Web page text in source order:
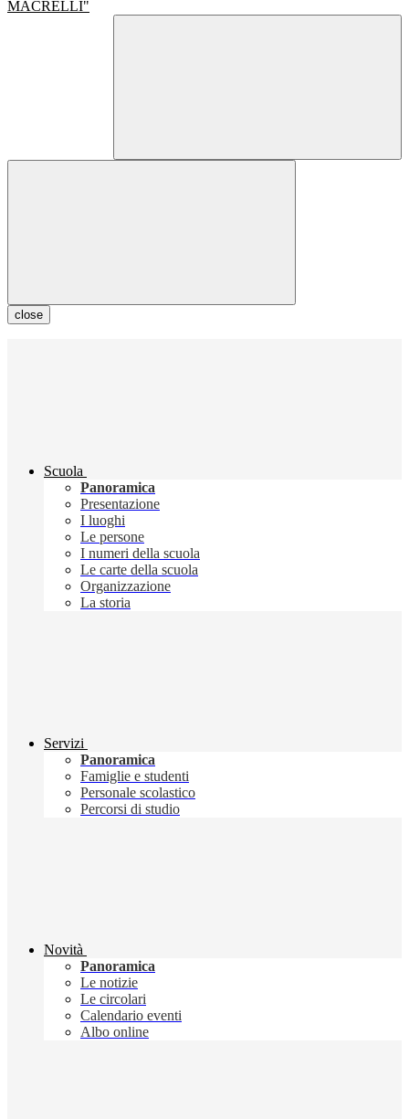
close
Scuola
Panoramica
Presentazione
I luoghi
Le persone
I numeri della scuola
Le carte della scuola
Organizzazione
La storia
Servizi
Panoramica
Famiglie e studenti
Personale scolastico
Percorsi di studio
Novità
Panoramica
Le notizie
Le circolari
Calendario eventi
Albo online